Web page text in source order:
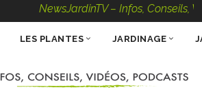
NewsJardinTV – Infos, Conseils, Vidéos,
LES PLANTES JARDINAGE